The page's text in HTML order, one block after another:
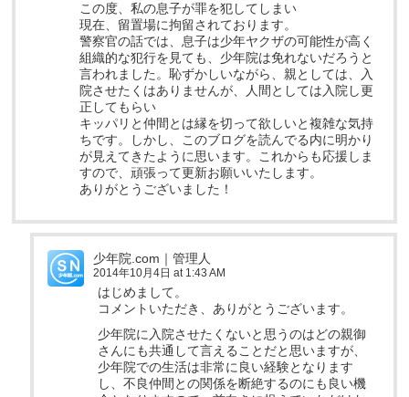
この度、私の息子が罪を犯してしまい
現在、留置場に拘留されております。
警察官の話では、息子は少年ヤクザの可能性が高く
組織的な犯行を見ても、少年院は免れないだろうと
言われました。恥ずかしいながら、親としては、入
院させたくはありませんが、人間としては入院し更
正してもらい
キッパリと仲間とは縁を切って欲しいと複雑な気持
ちです。しかし、このブログを読んでる内に明かり
が見えてきたように思います。これからも応援しま
すので、頑張って更新お願いいたします。
ありがとうございました！
少年院.com｜管理人
2014年10月4日 at 1:43 AM
はじめまして。
コメントいただき、ありがとうございます。
少年院に入院させたくないと思うのはどの親御
さんにも共通して言えることだと思いますが、
少年院での生活は非常に良い経験となります
し、不良仲間との関係を断絶するのにも良い機